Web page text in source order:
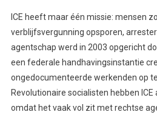
ICE heeft maar één missie: mensen
verblijfsvergunning opsporen,
agentschap werd in 2003 opgericht
een federale handhavingsinstantie
ongedocumenteerde werkenden op
Revolutionaire socialisten hebben
omdat het vaak vol zit met rechtse